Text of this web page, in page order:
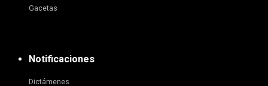
Gacetas
Notificaciones
Dictámenes